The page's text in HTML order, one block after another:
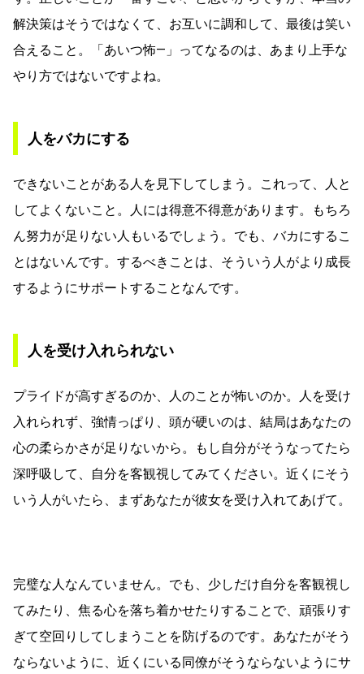
解決策はそうではなくて、お互いに調和して、最後は笑い
合えること。「あいつ怖—」ってなるのは、あまり上手な
やり方ではないですよね。
人をバカにする
できないことがある人を見下してしまう。これって、人と
してよくないこと。人には得意不得意があります。もちろ
ん努力が足りない人もいるでしょう。でも、バカにするこ
とはないんです。するべきことは、そういう人がより成長
するようにサポートすることなんです。
人を受け入れられない
プライドが高すぎるのか、人のことが怖いのか。人を受け
入れられず、強情っぱり、頭が硬いのは、結局はあなたの
心の柔らかさが足りないから。もし自分がそうなってたら
深呼吸して、自分を客観視してみてください。近くにそう
いう人がいたら、まずあなたが彼女を受け入れてあげて。
完璧な人なんていません。でも、少しだけ自分を客観視し
てみたり、焦る心を落ち着かせたりすることで、頑張りす
ぎて空回りしてしまうことを防げるのです。あなたがそう
ならないように、近くにいる同僚がそうならないようにサ